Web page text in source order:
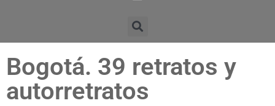
Bogotá. 39 retratos y
autorretratos